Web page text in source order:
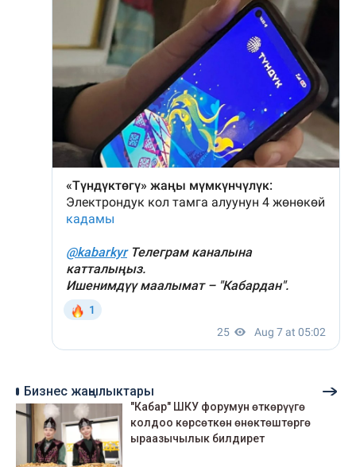
Бизнес жаңылыктары
"Кабар" ШКУ форумун өткөрүүгө
колдоо көрсөткөн өнөктөштөргө
ыраазычылык билдирет